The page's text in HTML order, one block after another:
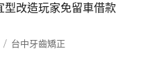
型改造玩家免留車借款
分
台中牙齒矯正